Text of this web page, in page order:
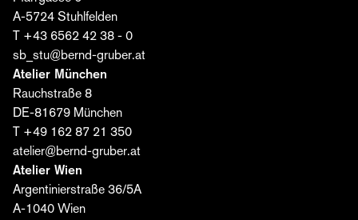
Ich stimme zu, dass die Bernd Gruber GmbH meine
Daten zum Versand des Editorials verarbeitet. Die
Einwilligung kann ich jederzeit widerrufen. Weitere
Informationen finden Sie
A-5724 Stuhlfelden
T +43 6562 42 38 - 0
sb_stu@bernd-gruber.at
Atelier München
Rauchstraße 8
DE-81679 München
T +49 162 87 21 350
atelier@bernd-gruber.at
Atelier Wien
Argentinierstraße 36/5A
A-1040 Wien